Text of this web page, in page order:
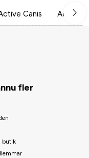
Canis Aesculap
fler
butik